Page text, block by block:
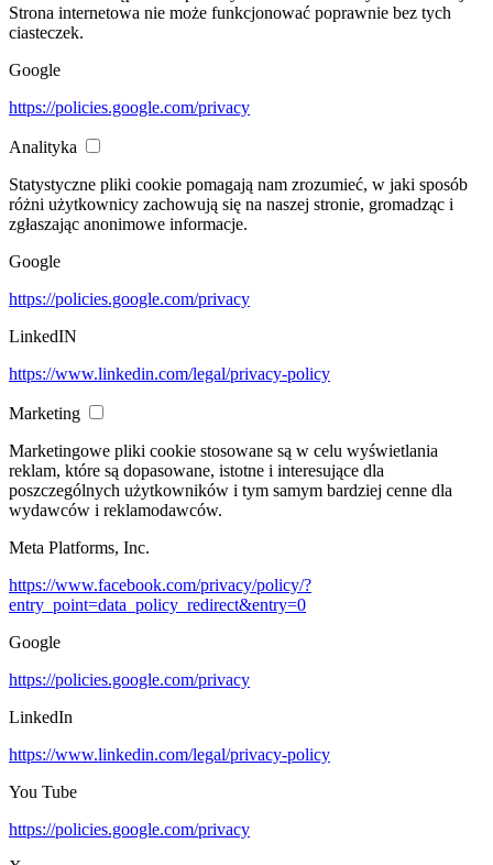
Strona internetowa nie może funkcjonować poprawnie bez tych
ciasteczek.
Google
https://policies.google.com/privacy
Analityka
Statystyczne pliki cookie pomagają nam zrozumieć, w jaki sposób
różni użytkownicy zachowują się na naszej stronie, gromadząc i
zgłaszając anonimowe informacje.
Google
https://policies.google.com/privacy
LinkedIN
https://www.linkedin.com/legal/privacy-policy
Marketing
Marketingowe pliki cookie stosowane są w celu wyświetlania
reklam, które są dopasowane, istotne i interesujące dla
poszczególnych użytkowników i tym samym bardziej cenne dla
wydawców i reklamodawców.
Meta Platforms, Inc.
https://www.facebook.com/privacy/policy/?
entry_point=data_policy_redirect&entry=0
Google
https://policies.google.com/privacy
LinkedIn
https://www.linkedin.com/legal/privacy-policy
You Tube
https://policies.google.com/privacy